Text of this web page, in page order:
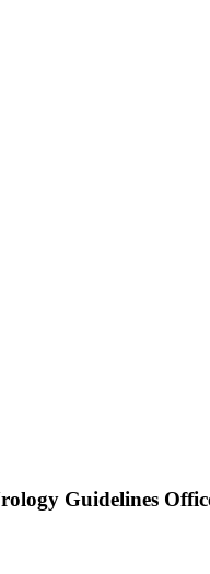
Guidelines